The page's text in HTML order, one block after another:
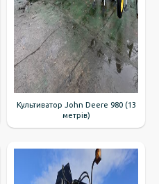
Культиватор John Deere 980 (13
метрів)